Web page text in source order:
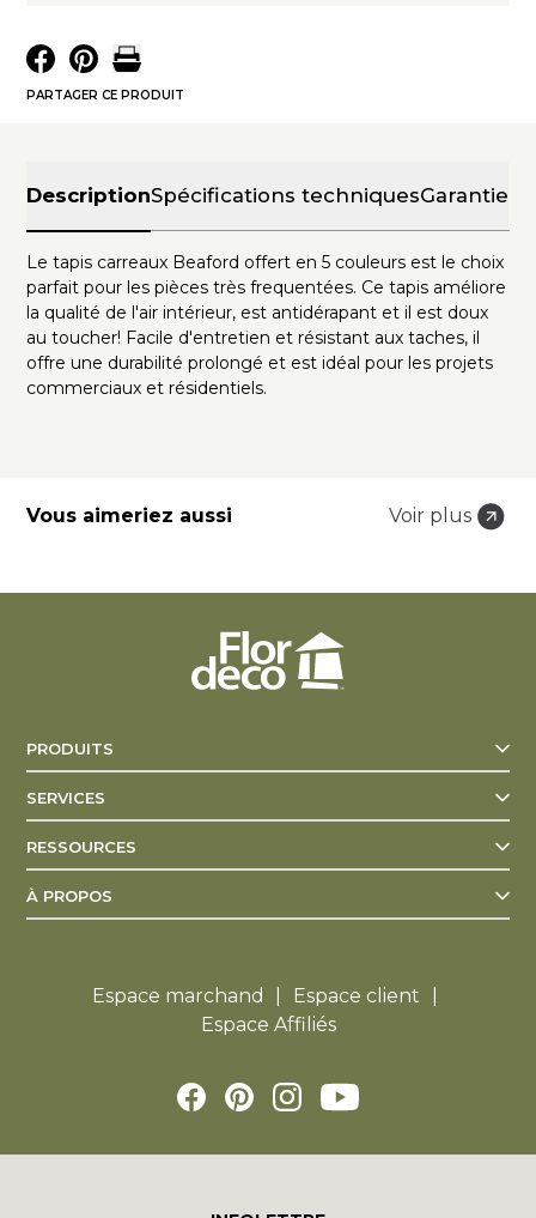
PARTAGER CE PRODUIT
DescriptionSpécifications techniquesGarantie
Le tapis carreaux Beaford offert en 5 couleurs est le choix
parfait pour les pièces très frequentées. Ce tapis améliore
la qualité de l'air intérieur, est antidérapant et il est doux
au toucher! Facile d'entretien et résistant aux taches, il
offre une durabilité prolongé et est idéal pour les projets
commerciaux et résidentiels.
Vous aimeriez aussi Voir plus
PRODUITS
SERVICES
RESSOURCES
À PROPOS
Espace marchand
Espace client
Espace Affiliés